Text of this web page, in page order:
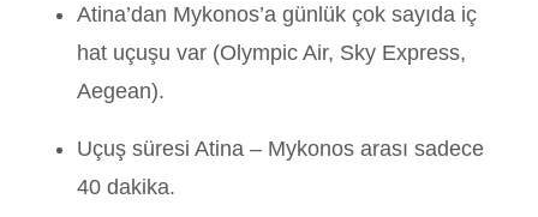
Atina’dan Mykonos’a günlük çok sayıda iç
hat uçuşu var (Olympic Air, Sky Express,
Aegean).
Uçuş süresi Atina – Mykonos arası sadece
40 dakika.